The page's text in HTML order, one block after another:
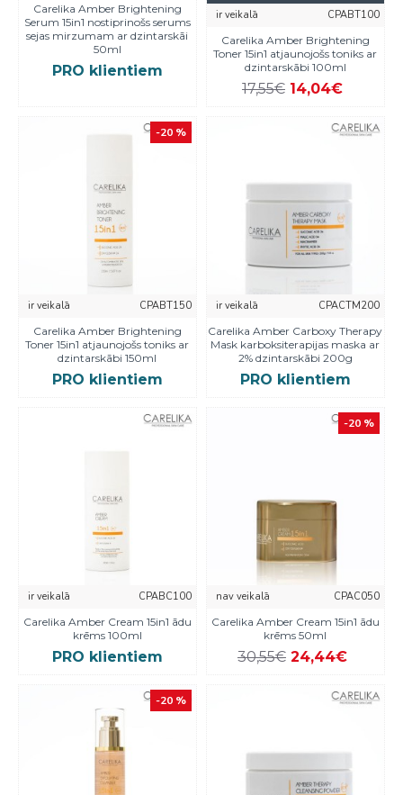
Carelika Amber Brightening
Serum 15in1 nostiprinošs serums
sejas mirzumam ar dzintarskāi
50ml
PRO klientiem
ir veikalā
CPABT100
Carelika Amber Brightening
Toner 15in1 atjaunojošs toniks ar
dzintarskābi 100ml
17,55€ 14,04€
-20 %
ir veikalā
CPABT150
Carelika Amber Brightening
Toner 15in1 atjaunojošs toniks ar
dzintarskābi 150ml
PRO klientiem
ir veikalā
CPACTM200
Carelika Amber Carboxy Therapy
Mask karboksiterapijas maska ar
2% dzintarskābi 200g
PRO klientiem
ir veikalā
CPABC100
Carelika Amber Cream 15in1 ādu
krēms 100ml
PRO klientiem
-20 %
nav veikalā
CPAC050
Carelika Amber Cream 15in1 ādu
krēms 50ml
30,55€ 24,44€
-20 %